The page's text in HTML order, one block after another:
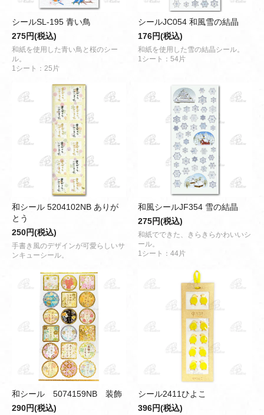
シールSL-195 青い鳥
275円(税込)
和紙を使用した青い鳥と桜のシー
ル。
1シート：25片
シールJC054 和風雪の結晶
176円(税込)
和紙を使用した雪の結晶シール。
1シート：54片
和シール 5204102NB ありが
とう
250円(税込)
手書き風のデザインが可愛らしいサ
ンキューシール。
和風シールJF354 雪の結晶
275円(税込)
和紙でできた、きらきらかわいいシ
ール。
1シート：44片
和シール 5074159NB 装飾
290円(税込)
シール2411ひよこ
396円(税込)